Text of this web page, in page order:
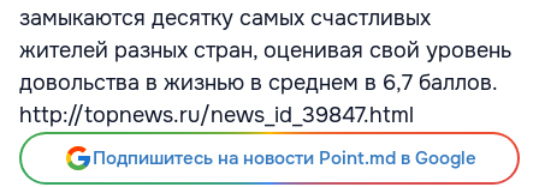
замыкаются десятку самых счастливых
жителей разных стран, оценивая свой уровень
довольства в жизнью в среднем в 6,7 баллов.
http://topnews.ru/news_id_39847.html
Подпишитесь на новости Point.md в Google